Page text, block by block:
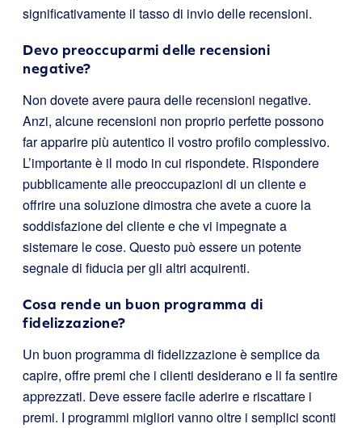
significativamente il tasso di invio delle recensioni.
Devo preoccuparmi delle recensioni
negative?
Non dovete avere paura delle recensioni negative.
Anzi, alcune recensioni non proprio perfette possono
far apparire più autentico il vostro profilo complessivo.
L’importante è il modo in cui rispondete. Rispondere
pubblicamente alle preoccupazioni di un cliente e
offrire una soluzione dimostra che avete a cuore la
soddisfazione del cliente e che vi impegnate a
sistemare le cose. Questo può essere un potente
segnale di fiducia per gli altri acquirenti.
Cosa rende un buon programma di
fidelizzazione?
Un buon programma di fidelizzazione è semplice da
capire, offre premi che i clienti desiderano e li fa sentire
apprezzati. Deve essere facile aderire e riscattare i
premi. I programmi migliori vanno oltre i semplici sconti